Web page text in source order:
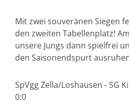
Mit zwei souveränen Siegen
den zweiten Tabellenplatz!
unsere Jungs dann spielfrei
den Saisonendspurt
SpVgg Zella/Loshausen - SG
0:0